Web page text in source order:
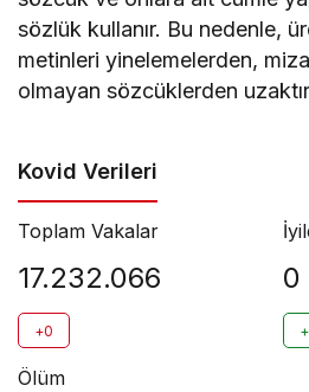
sözlük kullanır. Bu nedenle,
metinleri yinelemelerden,
olmayan sözcüklerden
Kovid Verileri
Toplam Vakalar
17.232.066
+0
0
Ölüm